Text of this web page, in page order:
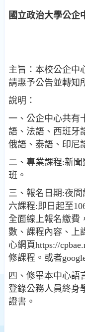
國立政治大學公企
主旨：本校公企中
請惠予公告並轉知
說明：
一、公企中心共有
語、法語、西班牙
俄語、泰語、印尼
二、專業課程:新
班。
三、報名日期:夜間
六課程:即日起至
全面線上報名繳費
數、課程內容、上
心網頁https://
修課程。或者
四、修畢本中心語
登錄公務人員終身
證書。